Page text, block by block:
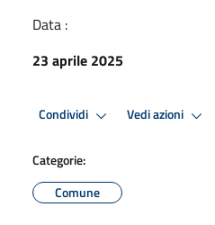
Data :
23 aprile 2025
Condividi Vedi azioni
Categorie:
Comune